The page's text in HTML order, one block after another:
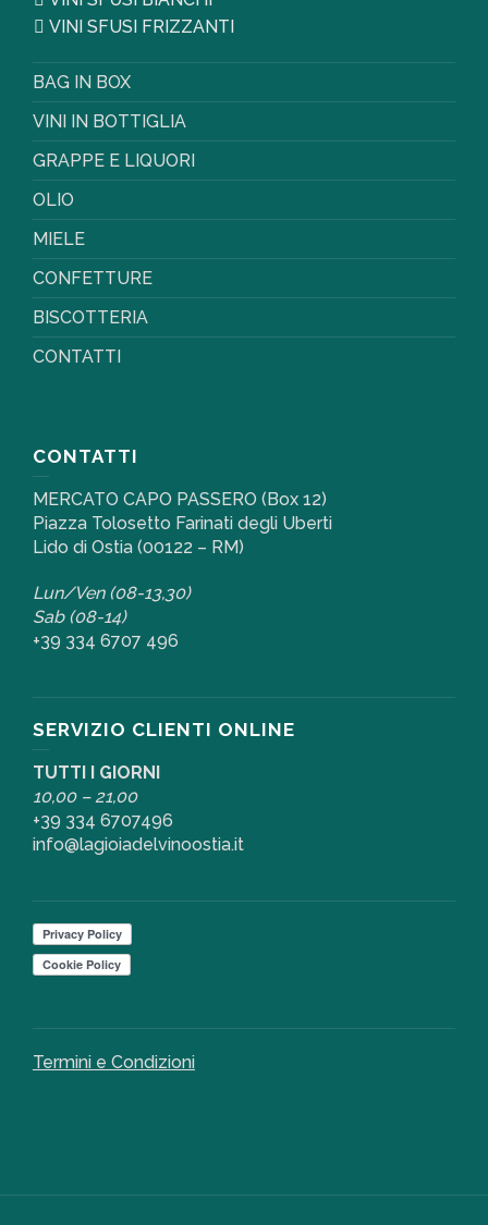
VINI SFUSI FRIZZANTI
BAG IN BOX
VINI IN BOTTIGLIA
GRAPPE E LIQUORI
OLIO
MIELE
CONFETTURE
BISCOTTERIA
CONTATTI
CONTATTI
MERCATO CAPO PASSERO (Box 12)
Piazza Tolosetto Farinati degli Uberti
Lido di Ostia (00122 – RM)
Lun/Ven (08-13,30)
Sab (08-14)
+39 334 6707 496
SERVIZIO CLIENTI ONLINE
TUTTI I GIORNI
10,00 – 21,00
+39 334 6707496
info@lagioiadelvinoostia.it
Termini e Condizioni